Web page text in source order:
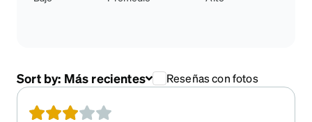
Sort by: Más recientes Reseñas con fotos